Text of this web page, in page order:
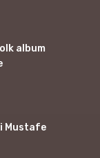
album
Mustafe